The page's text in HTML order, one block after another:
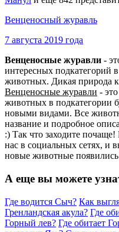
Венценосный журавль
7 августа 2019 года
Венценосные журавли -
интересных подкатегорий
животных. Дикая природа
Венценосные журавли -
животных в подкатегории
новыми видами. Все
название и подробное
:) Так что заходите
нас в социальных сетях, и
новые животные
А еще вы можете
Где водится Сыч? Как
Гренландская акула? Где
Горный лев? Где обитает